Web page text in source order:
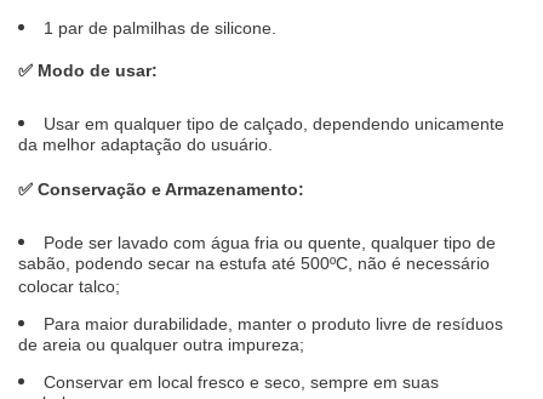
1 par de palmilhas de silicone.
✅ Modo de usar:
Usar em qualquer tipo de calçado, dependendo unicamente
da melhor adaptação do usuário.
✅ Conservação e Armazenamento:
Pode ser lavado com água fria ou quente, qualquer tipo de
sabão, podendo secar na estufa até 500ºC, não é necessário
colocar talco;
Para maior durabilidade, manter o produto livre de resíduos
de areia ou qualquer outra impureza;
Conservar em local fresco e seco, sempre em suas